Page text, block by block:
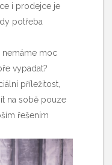
i prodejce je
potřeba
nemáme moc
vypadat?
příležitost,
na sobě pouze
řešením